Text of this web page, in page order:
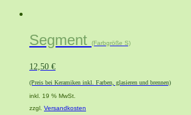
Segment (Farbgröße S)
12,50 €
(Preis bei Keramiken inkl. Farben, glasieren und brennen)
inkl. 19 % MwSt.
zzgl. Versandkosten